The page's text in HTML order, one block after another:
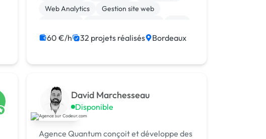
Web Analytics
Gestion site web
SEO / GEO
Landing page
60 €/h 32 projets réalisés Bordeaux
David Marchesseau
Disponible
Agence Quantum conçoit et développe des